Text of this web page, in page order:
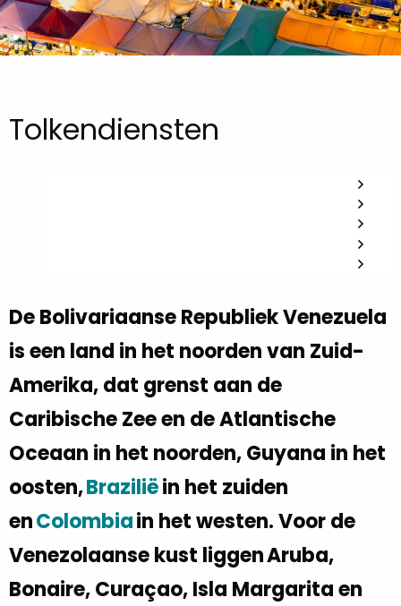
Tolkendiensten
De Bolivariaanse Republiek Venezuela
is een land in het noorden van Zuid-
Amerika, dat grenst aan de
Caribische Zee en de Atlantische
Oceaan in het noorden, Guyana in het
oosten,Braziliëin het zuiden
enColombiain het westen. Voor de
Venezolaanse kust liggen Aruba,
Bonaire, Curaçao, Isla Margarita en